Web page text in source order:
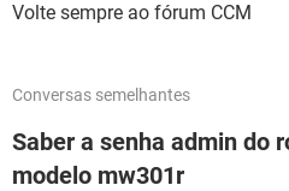
Volte sempre ao fórum CCM
Conversas semelhantes
Saber a senha admin do
modelo mw301r